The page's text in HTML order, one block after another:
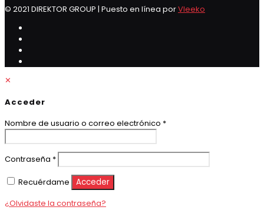
© 2021 DIREKTOR GROUP | Puesto en línea porVleeko
✕
Acceder
Nombre de usuario o correo electrónico *Obligatorio
Contraseña *Obligatorio
Recuérdame
Acceder
¿Olvidaste la contraseña?